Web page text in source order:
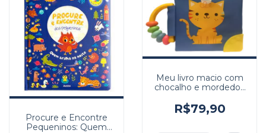
Procure e Encontre
Pequeninos: Quem
Meu livro macio com
chocalho e mordedor:
R$79,90